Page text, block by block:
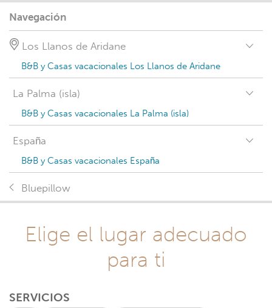
Navegación
Los Llanos de Aridane
B&B y Casas vacacionales Los Llanos de Aridane
La Palma (isla)
B&B y Casas vacacionales La Palma (isla)
España
B&B y Casas vacacionales España
Bluepillow
Elige el lugar adecuado
para ti
SERVICIOS